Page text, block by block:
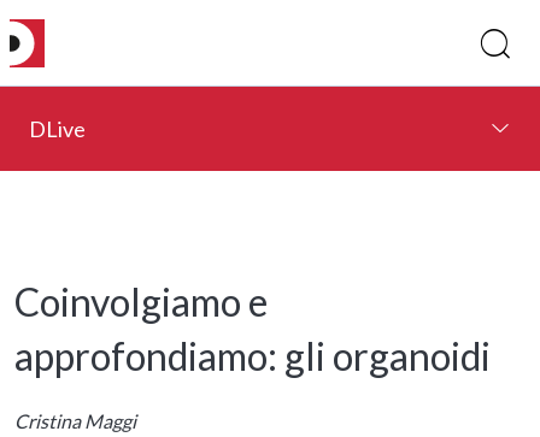
DLive
Coinvolgiamo e
approfondiamo: gli organoidi
Cristina Maggi